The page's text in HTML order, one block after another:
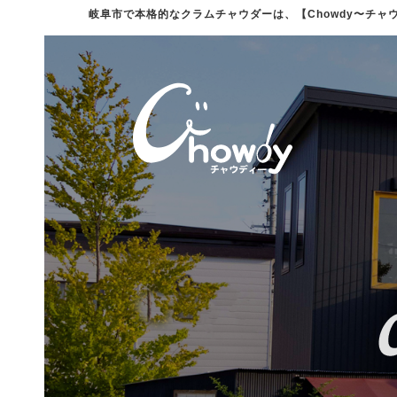
岐阜市で本格的なクラムチャウダーは、【Chowdy〜チャ